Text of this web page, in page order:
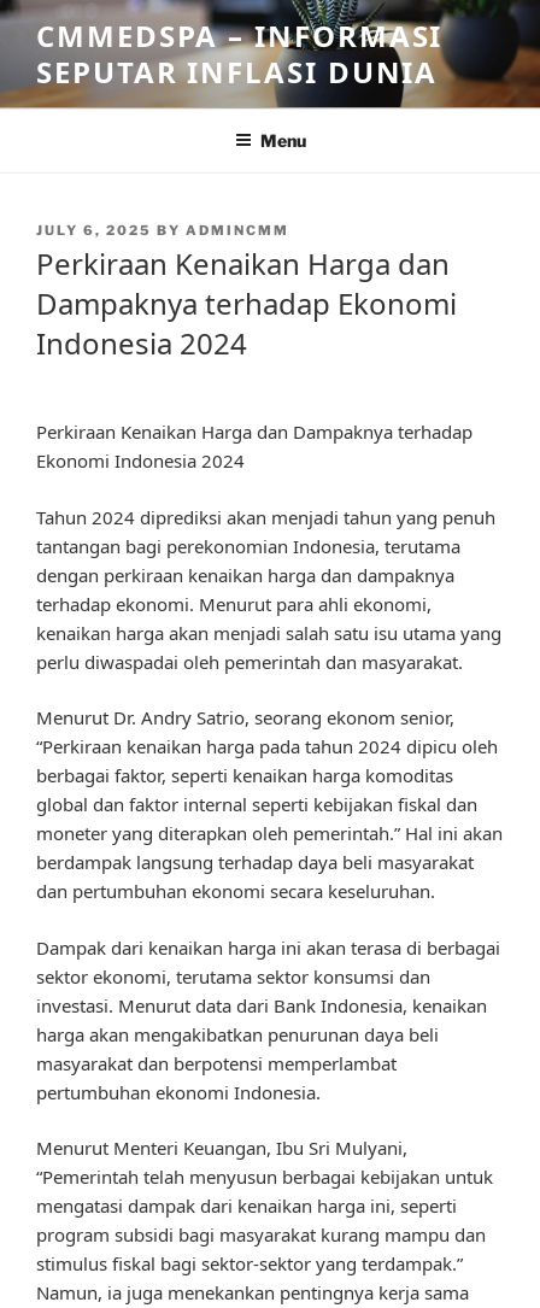
Skip
content
CMMEDSPA – INFORMASI
SEPUTAR INFLASI DUNIA
Menu
POSTED
JULY 6, 2025 BY ADMINCMM
Perkiraan Kenaikan Harga dan
Dampaknya terhadap Ekonomi
Indonesia 2024
Perkiraan Kenaikan Harga dan Dampaknya terhadap
Ekonomi Indonesia 2024
Tahun 2024 diprediksi akan menjadi tahun yang penuh
tantangan bagi perekonomian Indonesia, terutama
dengan perkiraan kenaikan harga dan dampaknya
terhadap ekonomi. Menurut para ahli ekonomi,
kenaikan harga akan menjadi salah satu isu utama yang
perlu diwaspadai oleh pemerintah dan masyarakat.
Menurut Dr. Andry Satrio, seorang ekonom senior,
“Perkiraan kenaikan harga pada tahun 2024 dipicu oleh
berbagai faktor, seperti kenaikan harga komoditas
global dan faktor internal seperti kebijakan fiskal dan
moneter yang diterapkan oleh pemerintah.” Hal ini akan
berdampak langsung terhadap daya beli masyarakat
dan pertumbuhan ekonomi secara keseluruhan.
Dampak dari kenaikan harga ini akan terasa di berbagai
sektor ekonomi, terutama sektor konsumsi dan
investasi. Menurut data dari Bank Indonesia, kenaikan
harga akan mengakibatkan penurunan daya beli
masyarakat dan berpotensi memperlambat
pertumbuhan ekonomi Indonesia.
Menurut Menteri Keuangan, Ibu Sri Mulyani,
“Pemerintah telah menyusun berbagai kebijakan untuk
mengatasi dampak dari kenaikan harga ini, seperti
program subsidi bagi masyarakat kurang mampu dan
stimulus fiskal bagi sektor-sektor yang terdampak.”
Namun, ia juga menekankan pentingnya kerja sama